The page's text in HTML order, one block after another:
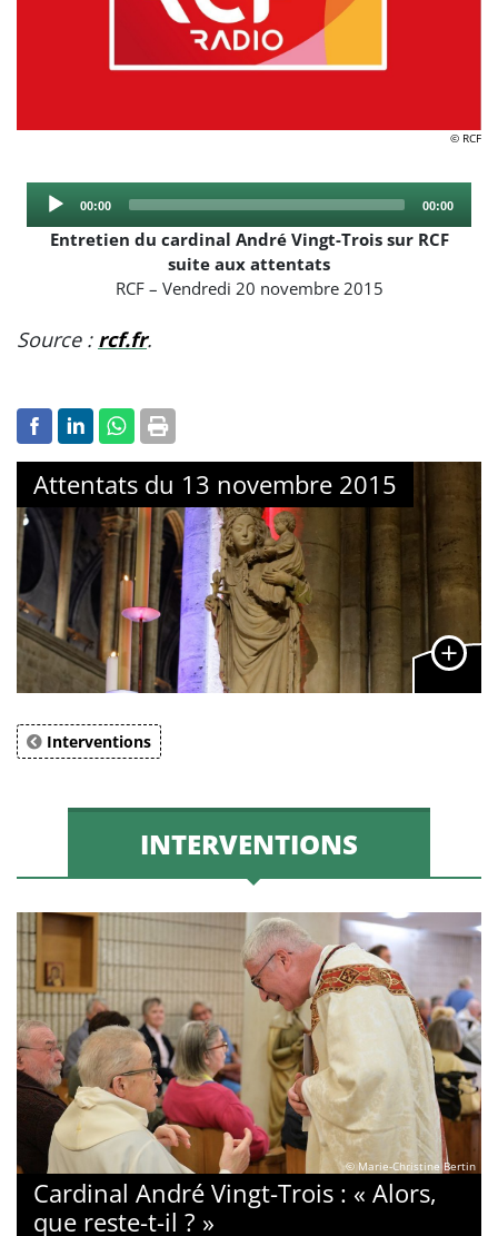
© RCF
Player
Current
00:00
Total
00:00
Entretien du cardinal André Vingt-Trois sur RCF
suite aux attentats
RCF – Vendredi 20 novembre 2015
Source : rcf.fr.
Attentats du 13 novembre 2015
Interventions
INTERVENTIONS
© Marie-Christine Bertin
Cardinal André Vingt-Trois : « Alors,
que reste-t-il ? »